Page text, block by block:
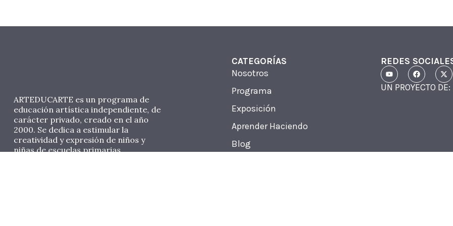
ARTEDUCARTE es un programa de
educación artística independiente, de
carácter privado, creado en el año
2000. Se dedica a estimular la
creatividad y expresión de niños y
niñas de escuelas primarias
CATEGORÍAS
Nosotros
Programa
Exposición
Aprender Haciendo
Blog
REDES
UN PROYECTO DE: